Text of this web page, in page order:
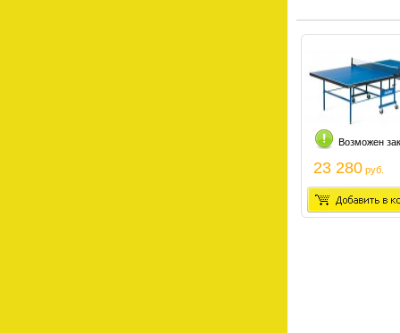
Возможен
23 280 руб.